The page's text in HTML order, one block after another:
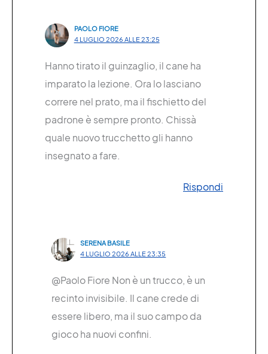
PAOLO FIORE
4 LUGLIO 2026 ALLE 23:25
Hanno tirato il guinzaglio, il cane ha
imparato la lezione. Ora lo lasciano
correre nel prato, ma il fischietto del
padrone è sempre pronto. Chissà
quale nuovo trucchetto gli hanno
insegnato a fare.
Rispondi
SERENA BASILE
4 LUGLIO 2026 ALLE 23:35
@Paolo Fiore Non è un trucco, è un
recinto invisibile. Il cane crede di
essere libero, ma il suo campo da
gioco ha nuovi confini.